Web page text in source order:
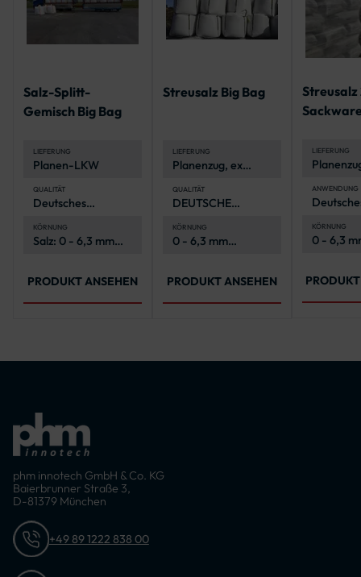
Salz-Splitt-
Gemisch Big Bag
LIEFERUNG
Planen-LKW
QUALITÄT
Deutsches
KÖRNUNG
Salz: 0 - 6,3 mm
PRODUKT ANSEHEN
Streusalz Big Bag
LIEFERUNG
Planenzug, ex
QUALITÄT
DEUTSCHE
KÖRNUNG
0 - 6,3 mm
PRODUKT ANSEHEN
Streusalz
LIEFERUNG
ANWENDUNG
KÖRNUNG
0 - 6,3
phm innotech GmbH & Co. KG
Baierbrunner Straße 3,
D-81379 München
+49 89 1222 838 00